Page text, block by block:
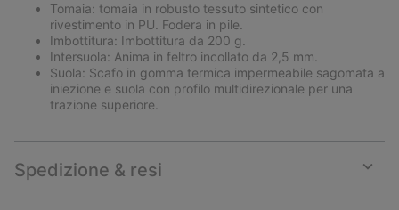
Tomaia: tomaia in robusto tessuto sintetico con
rivestimento in PU. Fodera in pile.
Imbottitura: Imbottitura da 200 g.
Intersuola: Anima in feltro incollato da 2,5 mm.
Suola: Scafo in gomma termica impermeabile sagomata a
iniezione e suola con profilo multidirezionale per una
trazione superiore.
Spedizione & resi
or